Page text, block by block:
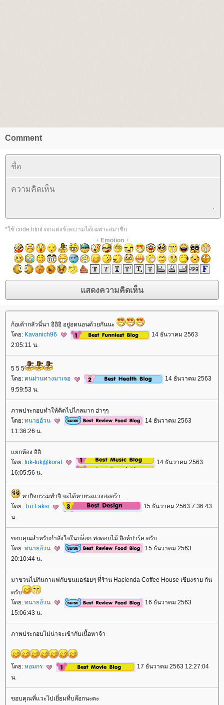
Comment
*ใช้ code html ตกแต่งข้อความได้เฉพาะสมาชิก
+ Emotion+
ก้อเค้ากลัวนี่นา อิอิอิ อยู่อดนอนด้วยกันนะ
ดย: Kavanich96
14 ธันวาคม 2563
2:05:11 น.
5 5 5
ดย: คนผ่านทางมาเจอ
14 ธันวาคม 2563
9:59:53 น.
ภาพประกอบทำให้คิดไปไกลมาก ฮ่าๆๆ
ดย: ทนายอ้วน
14 ธันวาคม 2563
11:36:26 น.
กห้อง อิอิ
ดย: tuk-tuk@korat
14 ธันวาคม 2563
16:05:56 น.
หากิจกรรมทำจิ จะได้หายระแวงอ่ะคร้า...
ดย: Tui Laksi
15 ธันวาคม 2563 7:36:43
น.
ขอบคุณสำหรับกำลังใจในบล็อก ท่งดอกไม้ สิงห์ปาร์ค ครับ
ดย: ทนายอ้วน
15 ธันวาคม 2563
20:10:44 น.
มาชวนไปกินกาแฟกับขนมอร่อยๆ ที่ร้าน Hacienda Coffee House เชียงราย กัน
ครับ
ดย: ทนายอ้วน
16 ธันวาคม 2563
15:06:43 น.
ภาพประกอบไม่น่าจะเข้ากับเนื้อหาจ้า
ดย: หอมกร
17 ธันวาคม 2563 12:27:04
น.
ขอบคุณที่แวะไปเยี่ยมที่บล๊อกนะคะ